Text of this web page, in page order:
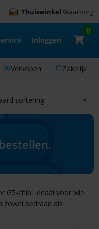
Thuiswinkel Waarborg
Inloggen
0
Verkopen Zakelijk
G5-chip. Ideaal voor wie
zowel bedraad als